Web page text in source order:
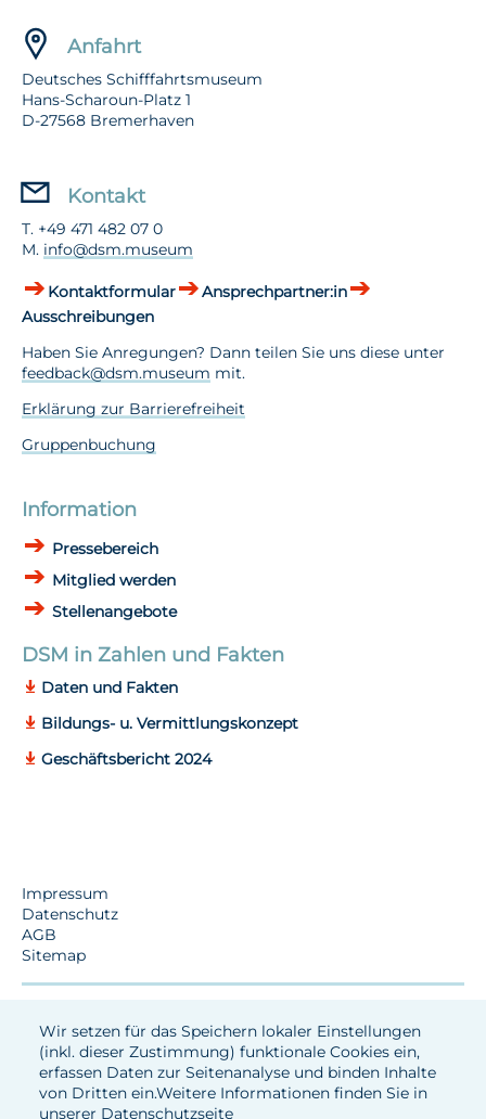
Wir setzen für das Speichern lokaler Einstellungen
(inkl. dieser Zustimmung) funktionale Cookies ein,
erfassen Daten zur Seitenanalyse und binden Inhalte
von Dritten ein.Weitere Informationen finden Sie in
unserer Datenschutzseite
Anfahrt
Deutsches Schifffahrtsmuseum
Hans-Scharoun-Platz 1
D-27568 Bremerhaven
Kontakt
T. +49 471 482 07 0
M. info@dsm.museum
Kontaktformular
Ansprechpartner:in
Ausschreibungen
Haben Sie Anregungen? Dann teilen Sie uns diese unter
feedback@dsm.museum mit.
Erklärung zur Barrierefreiheit
Gruppenbuchung
Information
Pressebereich
Mitglied werden
Stellenangebote
DSM in Zahlen und Fakten
Daten und Fakten
Bildungs- u. Vermittlungskonzept
Geschäftsbericht 2024
Impressum
Datenschutz
AGB
Sitemap